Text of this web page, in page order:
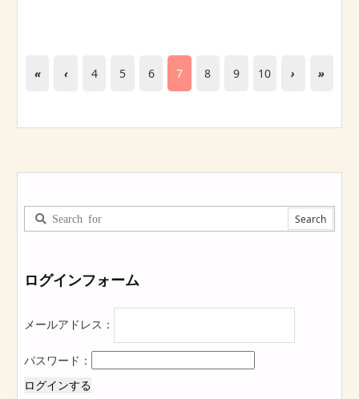
« ‹ 4 5 6 7 8 9 10 › »
ログインフォーム
メールアドレス：
パスワード：
ログインする